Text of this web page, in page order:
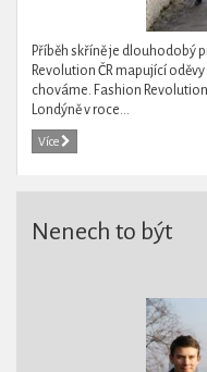
Příběh skříně je dlouhodobý
Revolution ČR mapující
chováme. Fashion
Londýně v roce...
Více
Nenech to být